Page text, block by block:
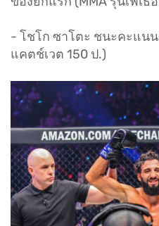
- โชโก ซาโตะ ชนะคะแน
แคตช์เวต 150 ป.)